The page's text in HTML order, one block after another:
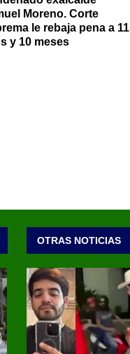
Moreno. Corte
le rebaja pena a 11
y 10 meses
OTRAS NOTICIAS